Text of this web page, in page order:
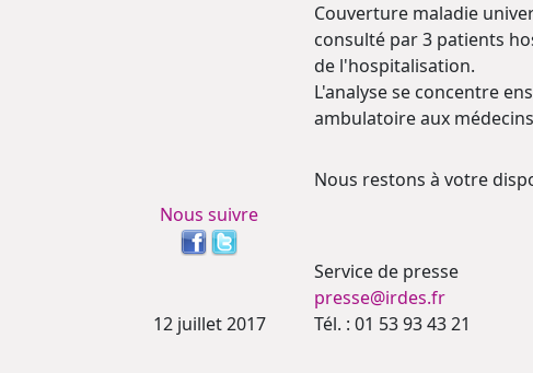
Couverture maladie
consulté par 3 patients
de l'hospitalisation.
L'analyse se concentre
ambulatoire aux
Nous restons à votre
Nous suivre
12 juillet 2017
Service de presse
presse@irdes.fr
Tél. : 01 53 93 43 21